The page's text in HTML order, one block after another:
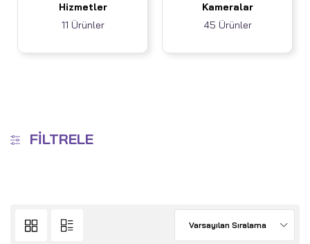
Hizmetler
11 Ürünler
Kameralar
45 Ürünler
FILTRELE
Varsayılan Sıralama